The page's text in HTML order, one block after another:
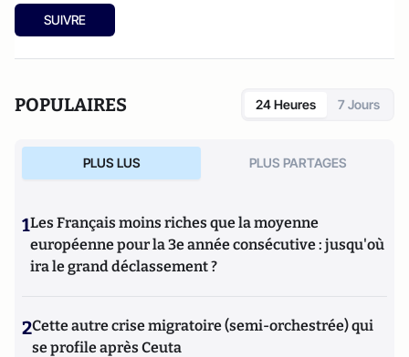
SUIVRE
POPULAIRES 24 Heures 7 Jours
PLUS LUS PLUS PARTAGES
1Les Français moins riches que la moyenne
européenne pour la 3e année consécutive : jusqu'où
ira le grand déclassement ?
2Cette autre crise migratoire (semi-orchestrée) qui
se profile après Ceuta